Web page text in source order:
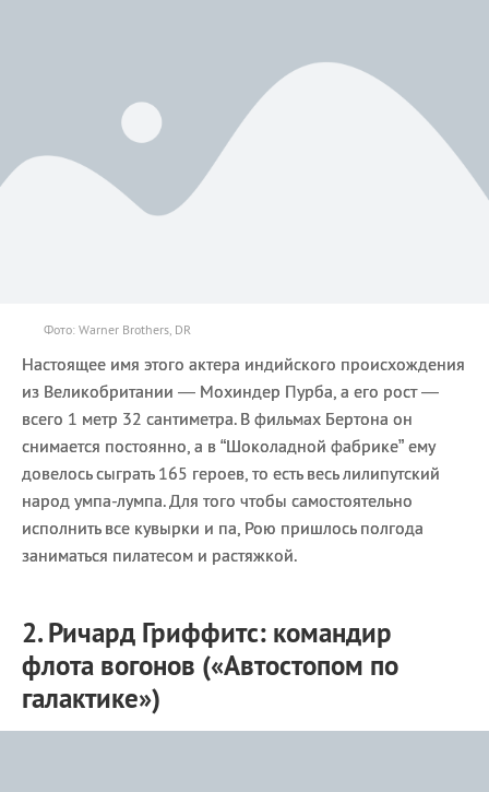
Фото: Warner Brothers, DR
Настоящее имя этого актера индийского происхождения
из Великобритании — Мохиндер Пурба, а его рост —
всего 1 метр 32 сантиметра. В фильмах Бертона он
снимается постоянно, а в “Шоколадной фабрике” ему
довелось сыграть 165 героев, то есть весь лилипутский
народ умпа-лумпа. Для того чтобы самостоятельно
исполнить все кувырки и па, Рою пришлось полгода
заниматься пилатесом и растяжкой.
2. Ричард Гриффитс: командир
флота вогонов («Автостопом по
галактике»)